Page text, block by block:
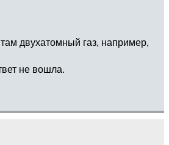
двухатомный газ, например,
не вошла.